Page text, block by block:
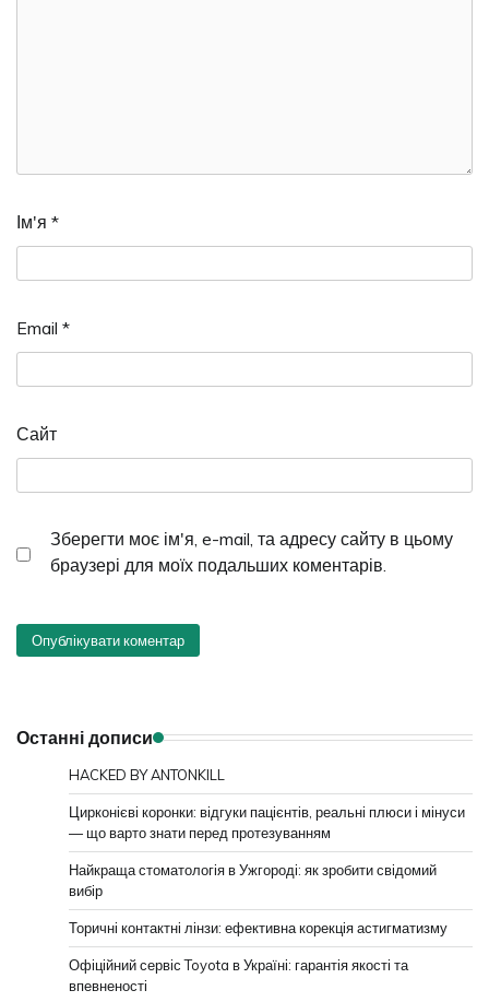
Ім'я *
Email *
Сайт
Зберегти моє ім'я, e-mail, та адресу сайту в цьому
браузері для моїх подальших коментарів.
Останні дописи
HACKED BY ANTONKILL
Цирконієві коронки: відгуки пацієнтів, реальні плюси і мінуси
— що варто знати перед протезуванням
Найкраща стоматологія в Ужгороді: як зробити свідомий
вибір
Торичні контактні лінзи: ефективна корекція астигматизму
Офіційний сервіс Toyota в Україні: гарантія якості та
впевненості